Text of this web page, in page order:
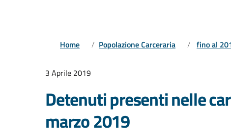
Home Popolazione Carceraria fino al
3 Aprile 2019
Detenuti presenti nelle
marzo 2019